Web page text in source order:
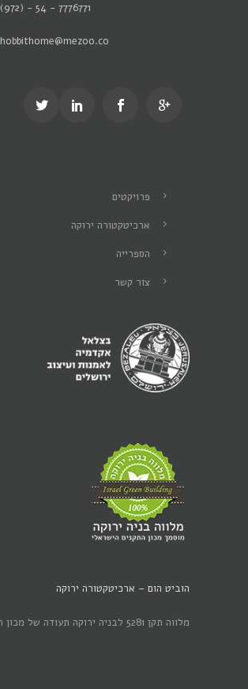
(972) - 54 - 7776771
hobbithome@mezoo.co
פרויקטים
ארכיטקטורה ירוקה
הספרייה
צור קשר
הוביט הום – ארכיטקטורה ירוקה
מלווה תקן 5281 לבניה ירוקה תעודה של מכון התקנים